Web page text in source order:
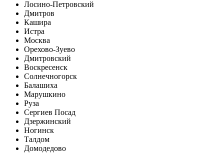
Лосино-Петровский
Дмитров
Кашира
Истра
Москва
Орехово-Зуево
Дмитровский
Воскресенск
Солнечногорск
Балашиха
Марушкино
Руза
Сергиев Посад
Дзержинский
Ногинск
Талдом
Домодедово